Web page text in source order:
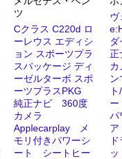
ツ
Cクラス C220d ロ
ーレウス エディシ
ョン スポーツプラ
スパッケージ ディ
ーゼルターボ スポ
ーツプラスPKG
純正ナビ 360度
カメラ
Applecarplay メ
モリ付きパワーシ
ート シートヒー
ヴ
正
パ